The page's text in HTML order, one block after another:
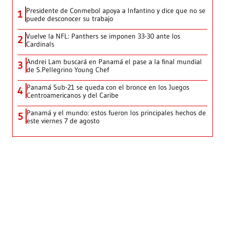
1 Presidente de Conmebol apoya a Infantino y dice que no se
puede desconocer su trabajo
2 Vuelve la NFL: Panthers se imponen 33-30 ante los
Cardinals
3 Andrei Lam buscará en Panamá el pase a la final mundial
de S.Pellegrino Young Chef
4 Panamá Sub-21 se queda con el bronce en los Juegos
Centroamericanos y del Caribe
5 Panamá y el mundo: estos fueron los principales hechos de
este viernes 7 de agosto